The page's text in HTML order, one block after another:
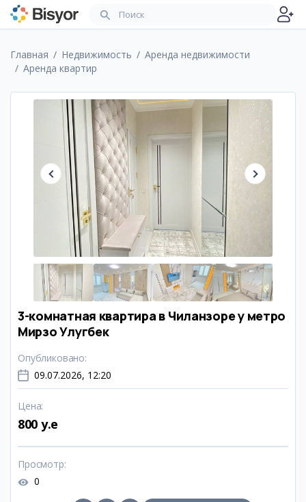
Главная Недвижимость
Аренда недвижимости
Аренда квартир
3-комнатная квартира в Чиланзоре у метро
Мирзо Улугбек
Опубликовано:
09.07.2026, 12:20
Цена:
800 y.e
Просмотр:
0